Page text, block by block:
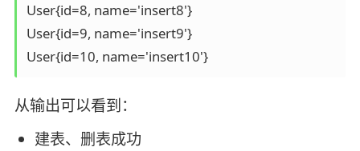
User{id=8, name='insert8'}
User{id=9, name='insert9'}
User{id=10, name='insert10'}
从输出可以看到：
建表、删表成功